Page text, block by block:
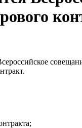
Всероссийское